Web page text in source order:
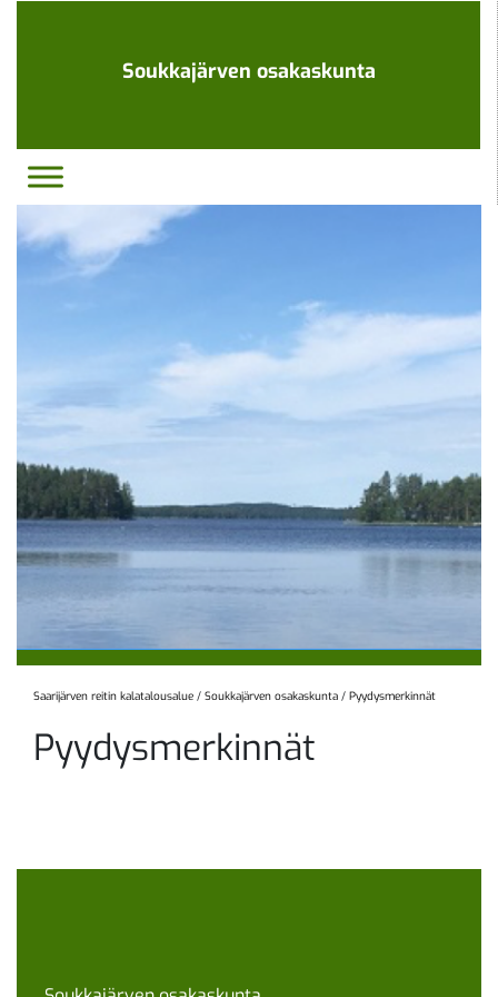
Soukkajärven osakaskunta
Saarijärven reitin kalatalousalue / Soukkajärven osakaskunta / Pyydysmerkinnät
Pyydysmerkinnät